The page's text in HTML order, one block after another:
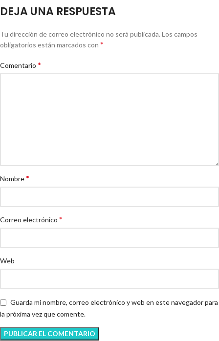
DEJA UNA RESPUESTA
Tu dirección de correo electrónico no será publicada. Los campos
obligatorios están marcados con *
Comentario *
Nombre*
Correo electrónico *
Web
Guarda mi nombre, correo electrónico y web en este navegador para
la próxima vez que comente.